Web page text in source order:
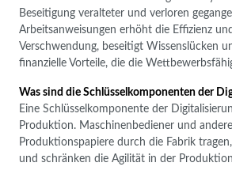
Beseitigung veralteter und verloren
Arbeitsanweisungen erhöht die Effizienz
Verschwendung, beseitigt Wissenslücken
finanzielle Vorteile, die die
Was sind die Schlüsselkomponenten der
Eine Schlüsselkomponente der
Produktion. Maschinenbediener und
Produktionspapiere durch die Fabrik
und schränken die Agilität in der